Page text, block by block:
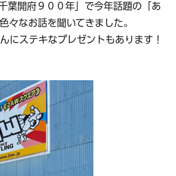
葉開府９００年」で今年話題の「あ
々なお話を聞いてきました。
にステキなプレゼントもあります！